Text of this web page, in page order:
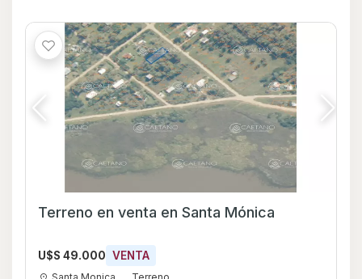
Terreno en venta en Santa Mónica
U$S 49.000 VENTA